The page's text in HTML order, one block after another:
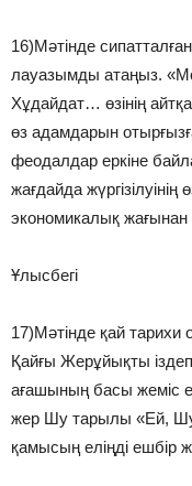
16)Мәтінде
лауазымды атаңыз.
Хұдайдат… өзінің
өз адамдарын
феодалдар еркіне
жағдайда
экономикалық жағынан
Ұлысбегі
17)Мәтінде қай тарихи
Қайғы Жерұйықты
ағашының басы жеміс
жер Шу тарылы «Ей,
қамысың еліңді ешбір